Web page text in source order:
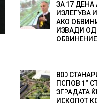
ЗА 17 ДЕНА
ИЗЛЕГУВА
АКО
ИЗВАДИ
800
ПОПОВ 1“
ЗГРАДАТА
ИСКОПОТ